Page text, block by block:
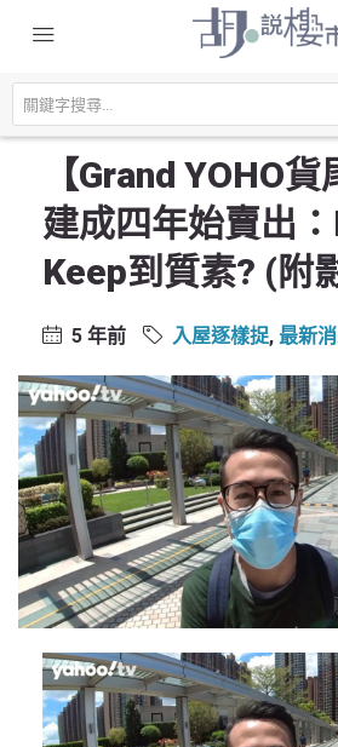
主頁
入屋逐樣捉
【Grand YOHO貨尾驗樓】建成四年始賣出
片)
【Grand YOHO貨
建成四年始賣出
Keep到質素? (附
5 年前 入屋逐樣捉, 最新